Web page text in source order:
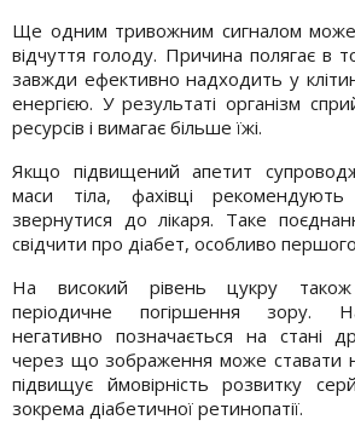
Ще одним тривожним сигналом
відчуття голоду. Причина полягає в
завжди ефективно надходить у
енергією. У результаті організм
ресурсів і вимагає більше їжі.
Якщо підвищений апетит
маси тіла, фахівці
звернутися до лікаря. Таке
свідчити про діабет, особливо
На високий рівень цукру
періодичне погіршення зору.
негативно позначається на стані
через що зображення може ставати
підвищує ймовірність розвитку
зокрема діабетичної ретинопатії.